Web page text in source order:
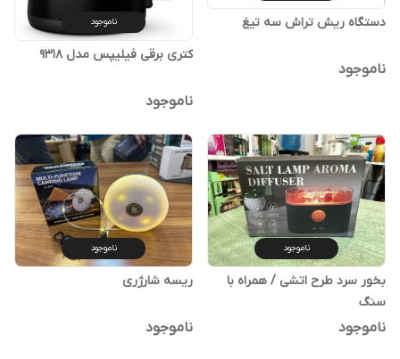
دستگاه ریش تراش سه تیغ
ناموجود
ناموجود
کتری برقی فیلیپس مدل 9318
ناموجود
ناموجود
بخور سرد طرح اتشی / همراه با
سنگ
ناموجود
ناموجود
ریسه شارژری
ناموجود